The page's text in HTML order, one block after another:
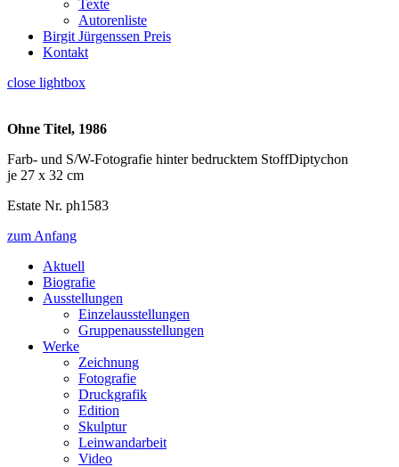
Texte
Autorenliste
Birgit Jürgenssen Preis
Kontakt
close lightbox
Ohne Titel, 1986
Farb- und S/W-Fotografie hinter bedrucktem StoffDiptychon
je 27 x 32 cm
Estate Nr. ph1583
zum Anfang
Aktuell
Biografie
Ausstellungen
Einzelausstellungen
Gruppenausstellungen
Werke
Zeichnung
Fotografie
Druckgrafik
Edition
Skulptur
Leinwandarbeit
Video